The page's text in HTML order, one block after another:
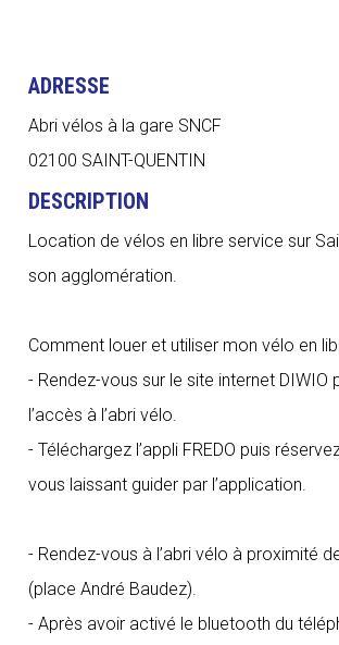
ADRESSE
Abri vélos à la gare SNCF
02100 SAINT-QUENTIN
DESCRIPTION
Location de vélos en libre service sur
son agglomération.
Comment louer et utiliser mon vélo en
- Rendez-vous sur le site internet DIWIO
l’accès à l’abri vélo.
- Téléchargez l’appli FREDO puis
vous laissant guider par l’application.
- Rendez-vous à l’abri vélo à proximité
(place André Baudez).
- Après avoir activé le bluetooth du